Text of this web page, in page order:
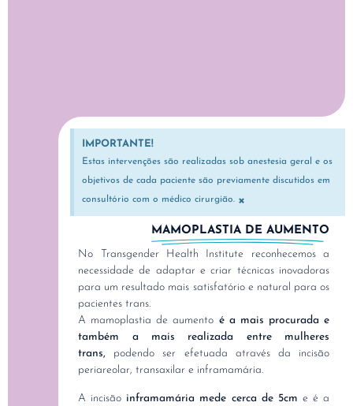
IMPORTANTE!
Estas intervenções são realizadas sob anestesia geral e os
objetivos de cada paciente são previamente discutidos em
consultório com o médico cirurgião. ×
MAMOPLASTIA DE AUMENTO
No Transgender Health Institute reconhecemos a
necessidade de adaptar e criar técnicas inovadoras
para um resultado mais satisfatório e natural para os
pacientes trans.
A mamoplastia de aumento é a mais procurada e
também a mais realizada entre mulheres
trans, podendo ser efetuada através da incisão
periareolar, transaxilar e inframamária.
A incisão inframamária mede cerca de 5cm e é a